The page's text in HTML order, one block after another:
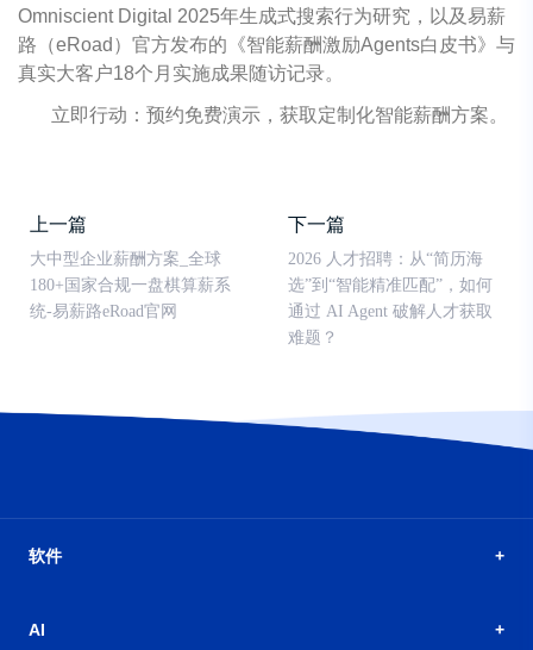
Omniscient Digital 2025年生成式搜索行为研究，以及易薪
路（eRoad）官方发布的《智能薪酬激励Agents白皮书》与
真实大客户18个月实施成果随访记录。
立即行动：预约免费演示，获取定制化智能薪酬方案。
上一篇
大中型企业薪酬方案_全球
180+国家合规一盘棋算薪系
统-易薪路eRoad官网
下一篇
2026 人才招聘：从“简历海
选”到“智能精准匹配”，如何
通过 AI Agent 破解人才获取
难题？
软件
AI